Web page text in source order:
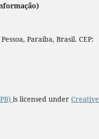
Paraíba, Brasil. CEP:
is licensed under Creative